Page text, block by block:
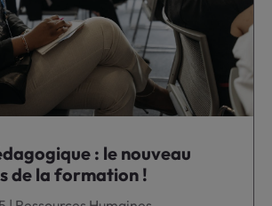
: le nouveau
de la formation !